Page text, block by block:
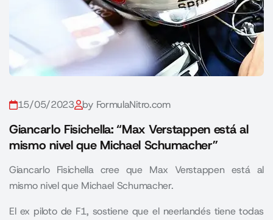
15/05/2023 by FormulaNitro.com
Giancarlo Fisichella: “Max Verstappen está al
mismo nivel que Michael Schumacher”
Giancarlo Fisichella cree que Max Verstappen está al
mismo nivel que Michael Schumacher.
El ex piloto de F1, sostiene que el neerlandés tiene todas